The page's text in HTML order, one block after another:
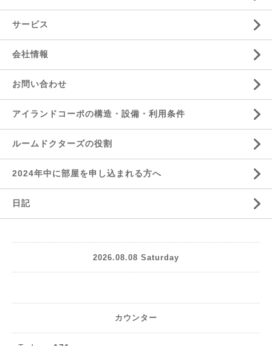
サービス
会社情報
お問い合わせ
アイランドコーポの構造・設備・利用条件
ルームドクターズの役割
2024年中に部屋を申し込まれる方へ
日記
2026.08.08 Saturday
カウンター